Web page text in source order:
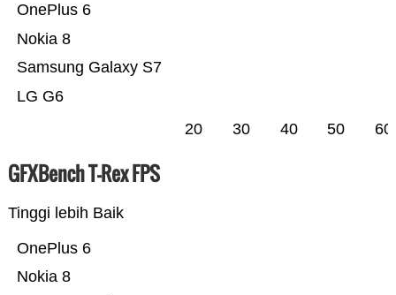
LG G6
Samsung Galaxy S7
Nokia 8
OnePlus 6
20 30 40 50 60
GFXBench T-Rex FPS
Tinggi lebih Baik
Nokia 8
OnePlus 6